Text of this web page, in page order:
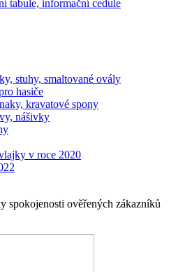
tabule, informační cedule
stuhy, smaltované ovály
hasiče
kravatové spony
nášivky
v roce 2020
spokojenosti ověřených zákazníků